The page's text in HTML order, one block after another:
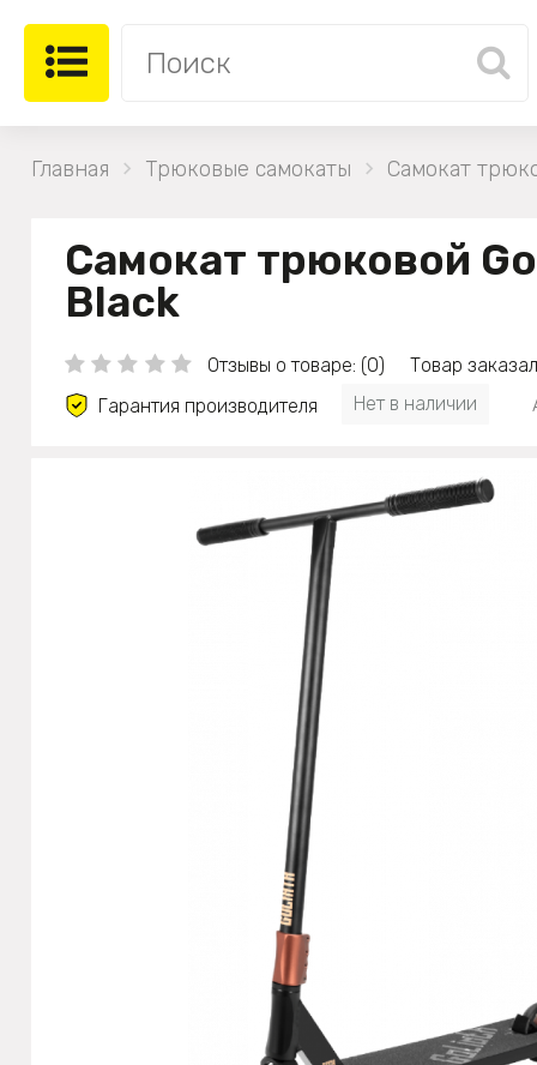
Главная Трюковые самокаты Самокат
Самокат трюковой
Black
Отзывы о товаре: (0)
Товар
Гарантия производителя
Нет в наличии